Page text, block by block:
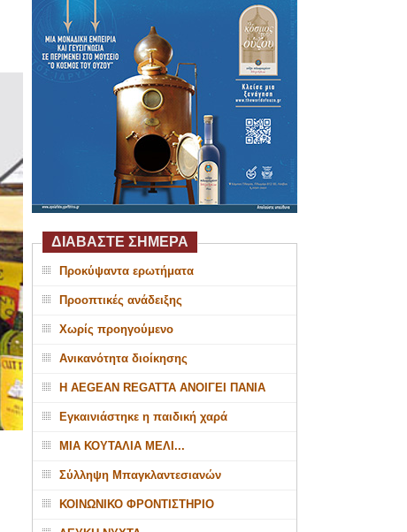
ΔΙΑΒΑΣΤΕ ΣΗΜΕΡΑ
Προκύψαντα ερωτήματα
Προοπτικές ανάδειξης
Χωρίς προηγούμενο
Ανικανότητα διοίκησης
Η AEGEAN REGATTA ΑΝΟΙΓΕΙ ΠΑΝΙΑ
Εγκαινιάστηκε η παιδική χαρά
ΜΙΑ ΚΟΥΤΑΛΙΑ ΜΕΛΙ...
Σύλληψη Μπαγκλαντεσιανών
ΚΟΙΝΩΝΙΚΟ ΦΡΟΝΤΙΣΤΗΡΙΟ